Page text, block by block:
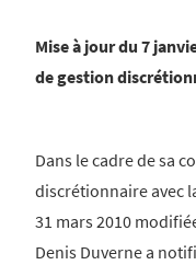
Mise à jour du 7
de gestion
Dans le cadre de sa
discrétionnaire avec
31 mars 2010
Denis Duverne a